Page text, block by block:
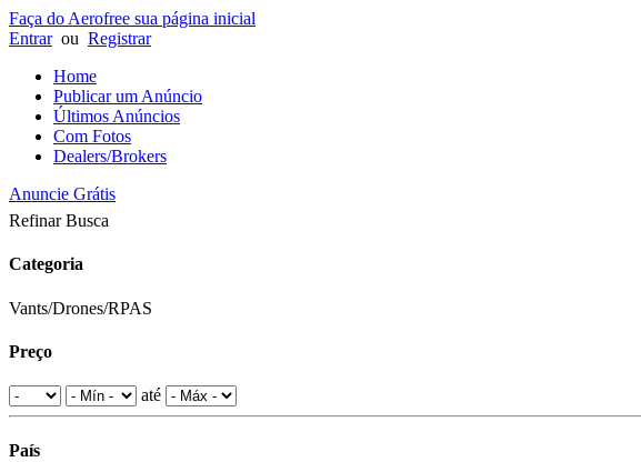
Faça do Aerofree sua página inicial
Entrarou Registrar
Home
Publicar um Anúncio
Últimos Anúncios
Com Fotos
Dealers/Brokers
Anuncie Grátis
Refinar Busca
Categoria
Vants/Drones/RPAS
Preço
até
País